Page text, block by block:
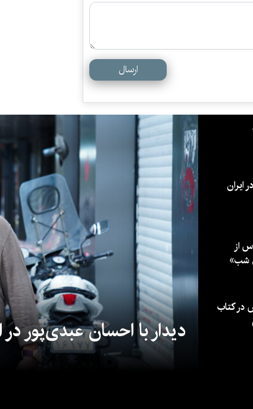
ارسال
دیدار با احسان عبدی‌پور
ایران
از
شب»
در کتاب